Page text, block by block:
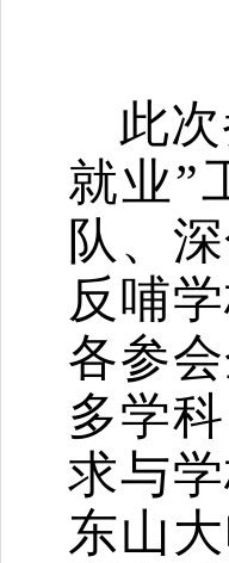
此
就业”
队、
反哺
各参
多学
求与
东山